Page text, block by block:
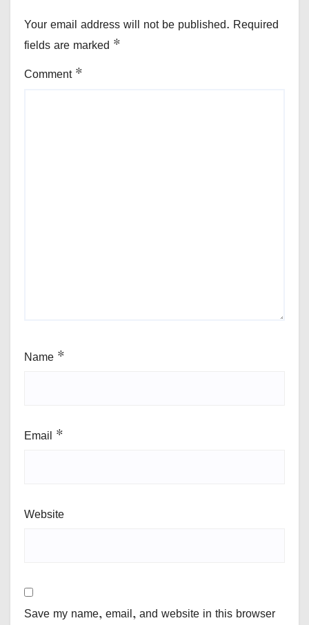
Your email address will not be published. Required
fields are marked *
Comment *
Name *
Email *
Website
Save my name, email, and website in this browser